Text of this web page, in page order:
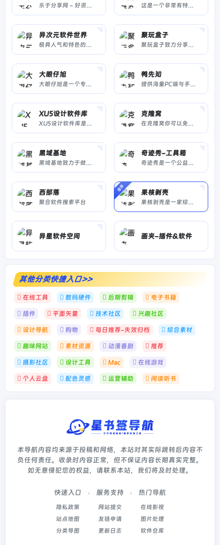
乐于分享网 - 好资源不私藏！ 这是一个非常有特色的电脑爱好者网站，专注于推荐优秀软件、APP应用和互联网资源和技术教程，是电脑爱好者最佳的软件下载和学习交流场所，阿酷杂货铺让每一个用户都感受到互联网上一切美好事物，享受科技带来的乐趣。
异次元软件世界
极具人气和特色的软件网站！专注于推荐优秀软件、APP应用和互联网资源，每篇图文评测都极其用心，并提供大量软件资源下载。
聚玩盒子
聚玩盒子致力分享好用免费电视TV盒子软件、TVbox、影视仓、TVbox接口、小苹果影视、大师兄影视、安卓影视、苹果影视软件等，免费的电视影视盒子软件推荐。
大眼仔旭
大眼仔旭是一个专注分享开源软件、免费商用字体、视频剪辑工具及办公效率资源的平台。提供高清录屏软件、思维导图模板、PDF处理工具等实用资源，所有内容免费获取，适合创作者、设计师与职场人士使用。
鸭先知
提供海量PC端与手机端软件、技术教程、插件及脚本资源。支持一键下载、分类搜索，满足学习、办公与开发需求。
XU5设计软件库
XU5设计软件库是一个集合专业设计软件的导航网站，免费下载供学习使用，纯公益项目，不以此盈利
克隆窝
在克隆窝你可以免费享受会员平台的免费资源，可以和大家交流互联网心得，发布你自己的优质资源。克隆窝以学习，技术提升，用户互动为平台核心，大力的发展互联网的需求。
黑域基地
黑域基地致力于做一个有用良心软件库、提供最新52破解软件,吾爱破解游戏,优秀实用软件等，用心打造一个专业安全的软件基地、以及技术教程分享！
奇迹秀-工具箱
奇迹秀是一个公益组织，为设计师提供设计干货及资源，站内所有收集的资源都能免费下载，且资源都经过组织成员测试后再发布，保证资源绿色，大家可放心使用，
西部落
聚合软件搜索平台
推荐 果核剥壳
果核剥壳是一家综合科技站点...
异星软件空间 画夹-插件&软件
其他分类快捷入口>>
在线工具 数码硬件 后期剪辑 电子书籍
插件 平面矢量 技术社区 兴趣社区
设计导航 购物 每日推荐-失效归档 综合素材
趣味网站 素材资源 动漫番剧 推荐
摄影社区 设计工具 Mac 在线游戏
个人云盘 配色灵感 运营辅助 阅读听书
本导航内容均来源于投稿和网络，本站对其实际跳转后内容不
负任何责任。收录时内容正常，但不保证内容长期真实完整。
如无意侵犯您的权益，请联系本站，我们将及时处理。
快速入口
隐私政策
站点地图
分类导图
服务支持
网站提交
友链申请
更新日志
热门导航
在线影视
图片处理
软件仓库